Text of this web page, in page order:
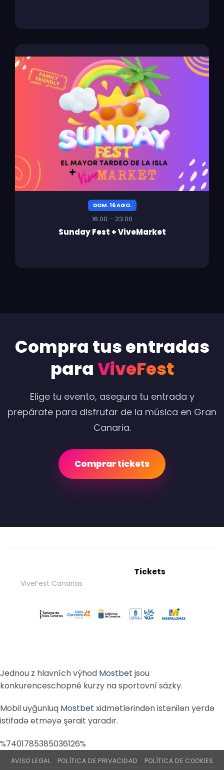
DOM. 16 AGO.
16:00 – 23:00
Sunday Fest + ViveMarket
Compra tus entradas
paraViveFest
Elige tu evento, asegura tu entrada y
prepárate para disfrutar de la música en Gran
Canaria.
Comprar tickets
Tickets
ViveFest Canarias
Jednou z hlavních výhod Mostbet jsou
konkurenceschopné kurzy na sportovní sázky.
Mobil uyğunluq Mostbet xidmətlərindən istənilən yerdə
istifadə etməyə şərait yaradır.
%7401785385036126%
AVISO LEGAL POLÍTICA DE PRIVACIDAD POLÍTICA DE COOKIES